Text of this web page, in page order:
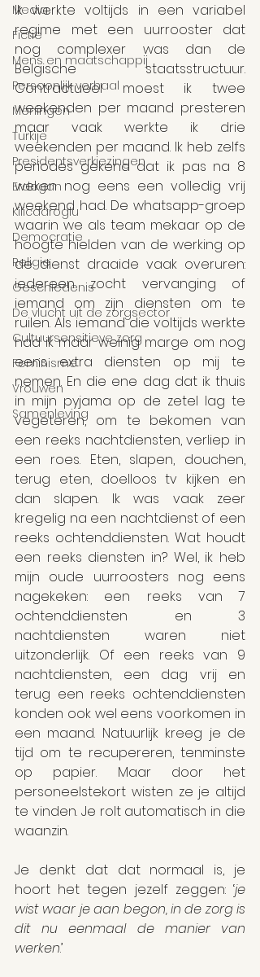
Media
Fictie
Mens en maatschappij
Persoonlijk verhaal
Meningen
Turkije
Presidentsverkiezingen
Erdogan
Kilicdaroglu
Democratie
Religie
Geschiedenis
De vlucht uit de zorgsector
Cultuursensitieve zorg
Feminisme
Vrouwen
Samenleving
Ik werkte voltijds in een variabel
regime met een uurrooster dat
nog complexer was dan de
Belgische staatsstructuur.
Contractueel moest ik twee
weekenden per maand presteren
maar vaak werkte ik drie
weekenden per maand. Ik heb zelfs
periodes gekend dat ik pas na 8
weken nog eens een volledig vrij
weekend had. De whatsapp-groep
waarin we als team mekaar op de
hoogte hielden van de werking op
de dienst draaide vaak overuren:
iedereen zocht vervanging of
iemand om zijn diensten om te
ruilen. Als iemand die voltijds werkte
had ik maar weinig marge om nog
eens extra diensten op mij te
nemen. En die ene dag dat ik thuis
in mijn pyjama op de zetel lag te
vegeteren, om te bekomen van
een reeks nachtdiensten, verliep in
een roes. Eten, slapen, douchen,
terug eten, doelloos tv kijken en
dan slapen. Ik was vaak zeer
kregelig na een nachtdienst of een
reeks ochtenddiensten. Wat houdt
een reeks diensten in? Wel, ik heb
mijn oude uurroosters nog eens
nagekeken: een reeks van 7
ochtenddiensten en 3
nachtdiensten waren niet
uitzonderlijk. Of een reeks van 9
nachtdiensten, een dag vrij en
terug een reeks ochtenddiensten
konden ook wel eens voorkomen in
een maand. Natuurlijk kreeg je de
tijd om te recupereren, tenminste
op papier. Maar door het
personeelstekort wisten ze je altijd
te vinden. Je rolt automatisch in die
waanzin.
Je denkt dat dat normaal is, je
hoort het tegen jezelf zeggen: ‘je
wist waar je aan begon, in de zorg is
dit nu eenmaal de manier van
werken.’